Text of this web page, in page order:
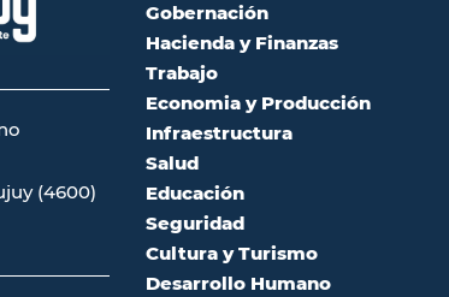
(4600)
Gobernación
Hacienda y Finanzas
Trabajo
Economia y Producción
Infraestructura
Salud
Educación
Seguridad
Cultura y Turismo
Desarrollo Humano